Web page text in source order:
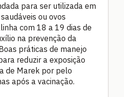
para ser utilizada em
ou ovos
com 18 a 19 dias de
na prevenção da
práticas de manejo
reduzir a exposição
de Marek por pelo
após a vacinação.